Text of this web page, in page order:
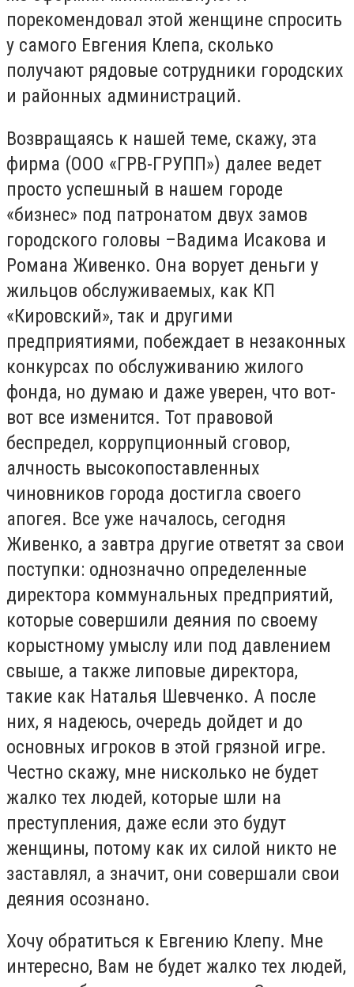
порекомендовал этой женщине спросить
у самого Евгения Клепа, сколько
получают рядовые сотрудники городских
и районных администраций.
Возвращаясь к нашей теме, скажу, эта
фирма (ООО «ГРВ-ГРУПП») далее ведет
просто успешный в нашем городе
«бизнес» под патронатом двух замов
городского головы –Вадима Исакова и
Романа Живенко. Она ворует деньги у
жильцов обслуживаемых, как КП
«Кировский», так и другими
предприятиями, побеждает в незаконных
конкурсах по обслуживанию жилого
фонда, но думаю и даже уверен, что вот-
вот все изменится. Тот правовой
беспредел, коррупционный сговор,
алчность высокопоставленных
чиновников города достигла своего
апогея. Все уже началось, сегодня
Живенко, а завтра другие ответят за свои
поступки: однозначно определенные
директора коммунальных предприятий,
которые совершили деяния по своему
корыстному умыслу или под давлением
свыше, а также липовые директора,
такие как Наталья Шевченко. А после
них, я надеюсь, очередь дойдет и до
основных игроков в этой грязной игре.
Честно скажу, мне нисколько не будет
жалко тех людей, которые шли на
преступления, даже если это будут
женщины, потому как их силой никто не
заставлял, а значит, они совершали свои
деяния осознано.
Хочу обратиться к Евгению Клепу. Мне
интересно, Вам не будет жалко тех людей,